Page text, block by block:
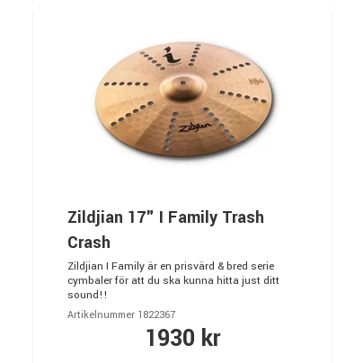
Zildjian 17" I Family Trash
Crash
Zildjian I Family är en prisvärd & bred serie
cymbaler för att du ska kunna hitta just ditt
sound!!
Artikelnummer 1822367
1930 kr